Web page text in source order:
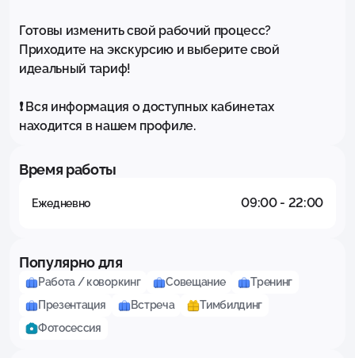
Готовы изменить свой рабочий процесс?
Приходите на экскурсию и выберите свой
идеальный тариф!
❗ Вся информация о доступных кабинетах
находится в нашем профиле.
Время работы
Ежедневно 09:00 - 22:00
Популярно для
Работа / коворкинг Совещание
Тренинг
Презентация
Встреча
Тимбилдинг
Фотосессия